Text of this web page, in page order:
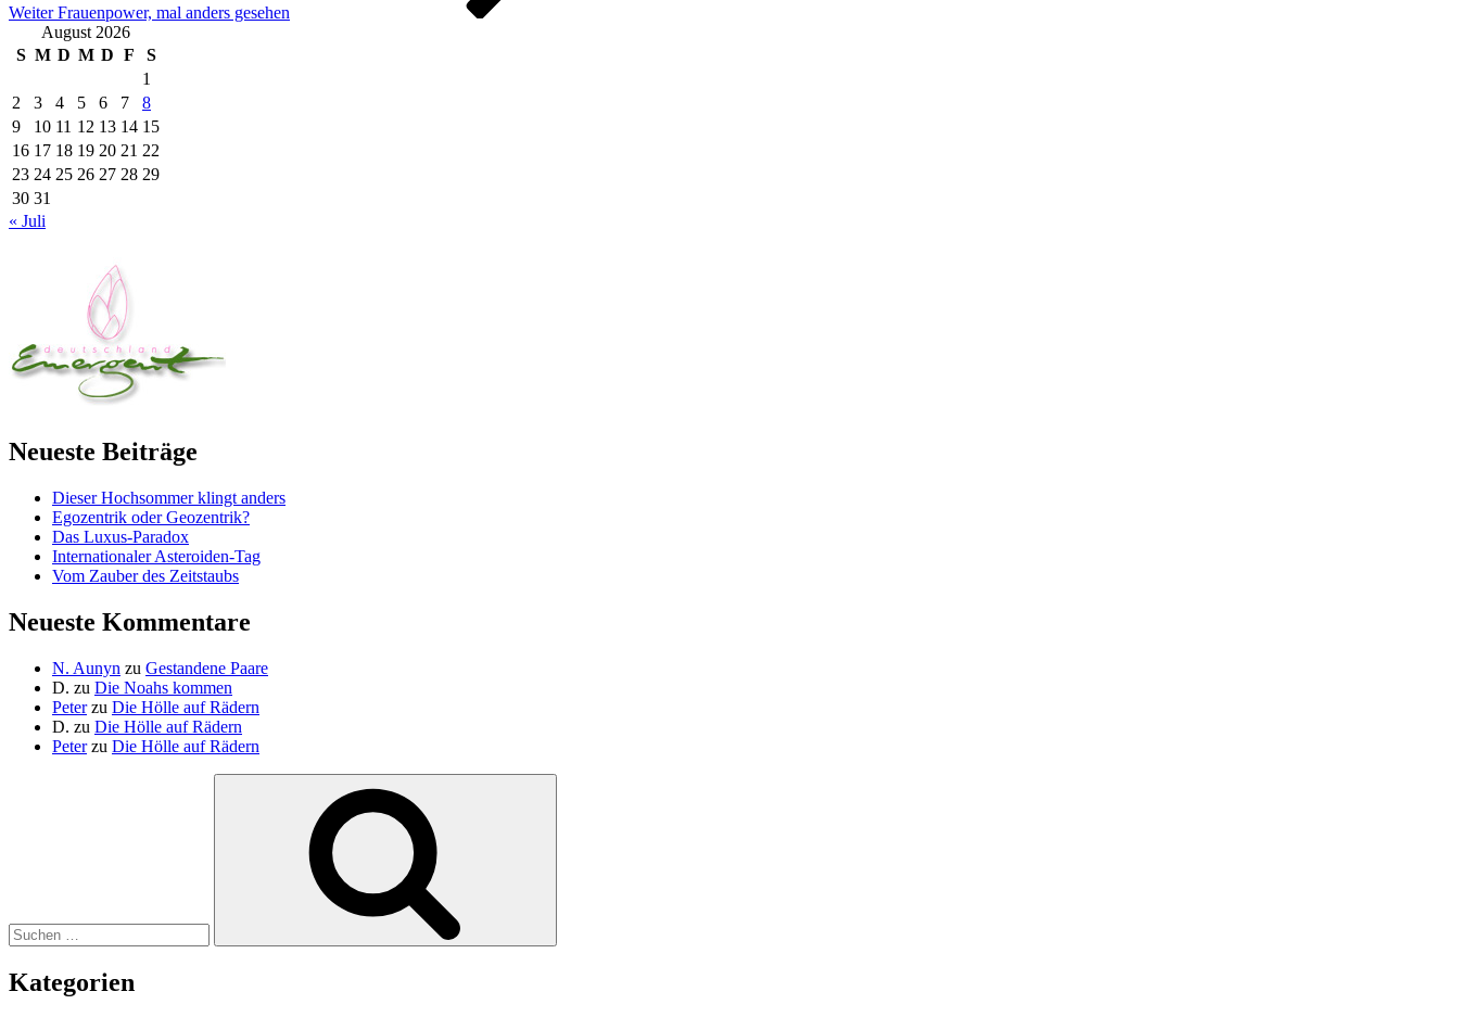
Weiter Frauenpower, mal anders gesehen
August 2026
S M D M D F
S
1
2
3 4 5 6 7
8
9
10 11 12 13 14 15
16 17 18 19 20 21 22
23 24 25 26 27 28 29
30 31
« Juli
Neueste Beiträge
Dieser Hochsommer klingt anders
Egozentrik oder Geozentrik?
Das Luxus-Paradox
Internationaler Asteroiden-Tag
Vom Zauber des Zeitstaubs
Neueste Kommentare
N. Aunyn zu Gestandene Paare
D. zu Die Noahs kommen
Peterzu Die Hölle auf Rädern
D. zu Die Hölle auf Rädern
Peterzu Die Hölle auf Rädern
Kategorien